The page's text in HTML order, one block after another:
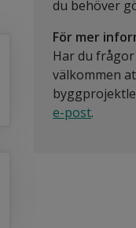
du behöver
För mer
Har du
välkommen
e-post.